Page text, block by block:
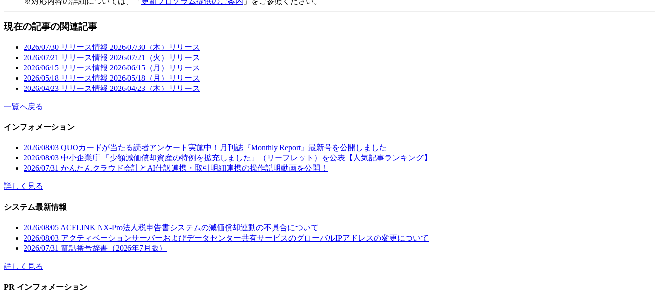
現在の記事の関連記事
2026/07/30 リリース情報 2026/07/30（木）リリース
2026/07/21 リリース情報 2026/07/21（火）リリース
2026/06/15 リリース情報 2026/06/15（月）リリース
2026/05/18 リリース情報 2026/05/18（月）リリース
2026/04/23 リリース情報 2026/04/23（木）リリース
一覧へ戻る
インフォメーション
2026/08/03 QUOカードが当たる読者アンケート実施中！月刊誌『Monthly Report』最新号を公開しました
2026/08/03 中小企業庁 「少額減価償却資産の特例を拡充しました」（リーフレット）を公表【人気記事ランキング】
2026/07/31 かんたんクラウド会計とAI仕訳連携・取引明細連携の操作説明動画を公開！
詳しく見る
システム最新情報
2026/08/05 ACELINK NX-Pro法人税申告書システムの減価償却連動の不具合について
2026/08/03 アクティベーションサーバーおよびデータセンター共有サービスのグローバルIPアドレスの変更について
2026/07/31 電話番号辞書（2026年7月版）
詳しく見る
PR インフォメーション